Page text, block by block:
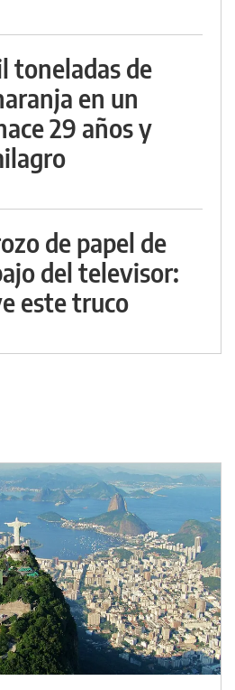
toneladas de
en un
29 años y
de papel de
del televisor:
este truco